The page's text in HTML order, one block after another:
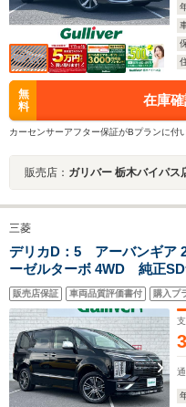
無
料
在庫
カーセンサーアフター保証がBプランに付
販売店： ガリバー 栃木バイパス
三菱
デリカD：5 アーバンギア
ーゼルターボ 4WD 純正
DVD・フルセグTV・アラウ
ースライドドア パワーシー
ワーバックドア パドルシフ
販売店保証 車両品質評価書付 購入プ